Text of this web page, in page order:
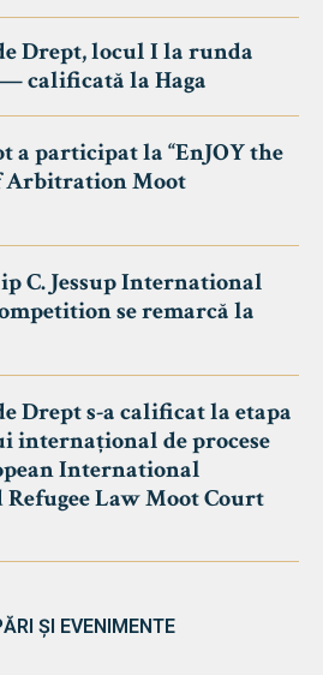
Drept, locul I la runda
calificată la Haga
a participat la “EnJOY the
Arbitration Moot
C. Jessup International
se remarcă la
Drept s-a calificat la etapa
internațional de procese
International
Law Moot Court
ȘI EVENIMENTE